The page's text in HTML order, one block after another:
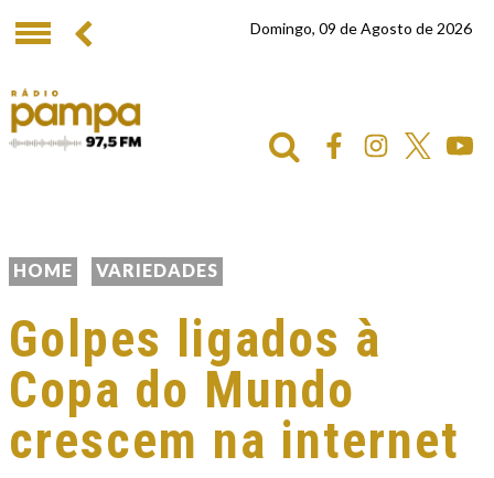
Domingo, 09 de Agosto de 2026
HOME VARIEDADES
Golpes ligados à
Copa do Mundo
crescem na internet